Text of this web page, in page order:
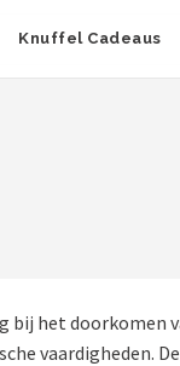
Knuffel Cadeaus
het
vaardigheden.